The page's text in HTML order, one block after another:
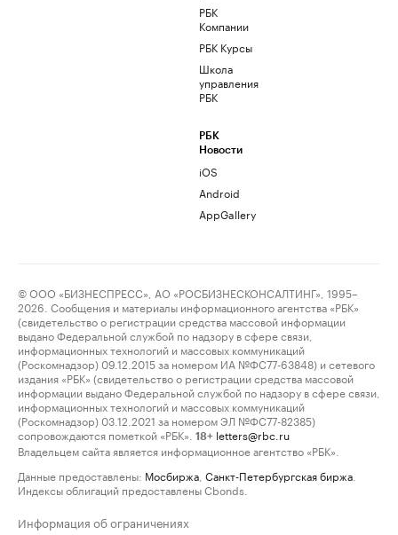
РБК
Компании
РБК Курсы
Школа
управления
РБК
РБК
Новости
iOS
Android
AppGallery
© ООО «БИЗНЕСПРЕСС», АО «РОСБИЗНЕСКОНСАЛТИНГ», 1995–
2026. Сообщения и материалы информационного агентства «РБК»
(свидетельство о регистрации средства массовой информации
выдано Федеральной службой по надзору в сфере связи,
информационных технологий и массовых коммуникаций
(Роскомнадзор) 09.12.2015 за номером ИА №ФС77-63848) и сетевого
издания «РБК» (свидетельство о регистрации средства массовой
информации выдано Федеральной службой по надзору в сфере связи,
информационных технологий и массовых коммуникаций
(Роскомнадзор) 03.12.2021 за номером ЭЛ №ФС77-82385)
сопровождаются пометкой «РБК».
18+ letters@rbc.ru
Владельцем сайта является информационное агентство «РБК».
Данные предоставлены: Мосбиржа Санкт-Петербургская биржа
Индексы облигаций предоставлены Cbonds.
Информация об ограничениях